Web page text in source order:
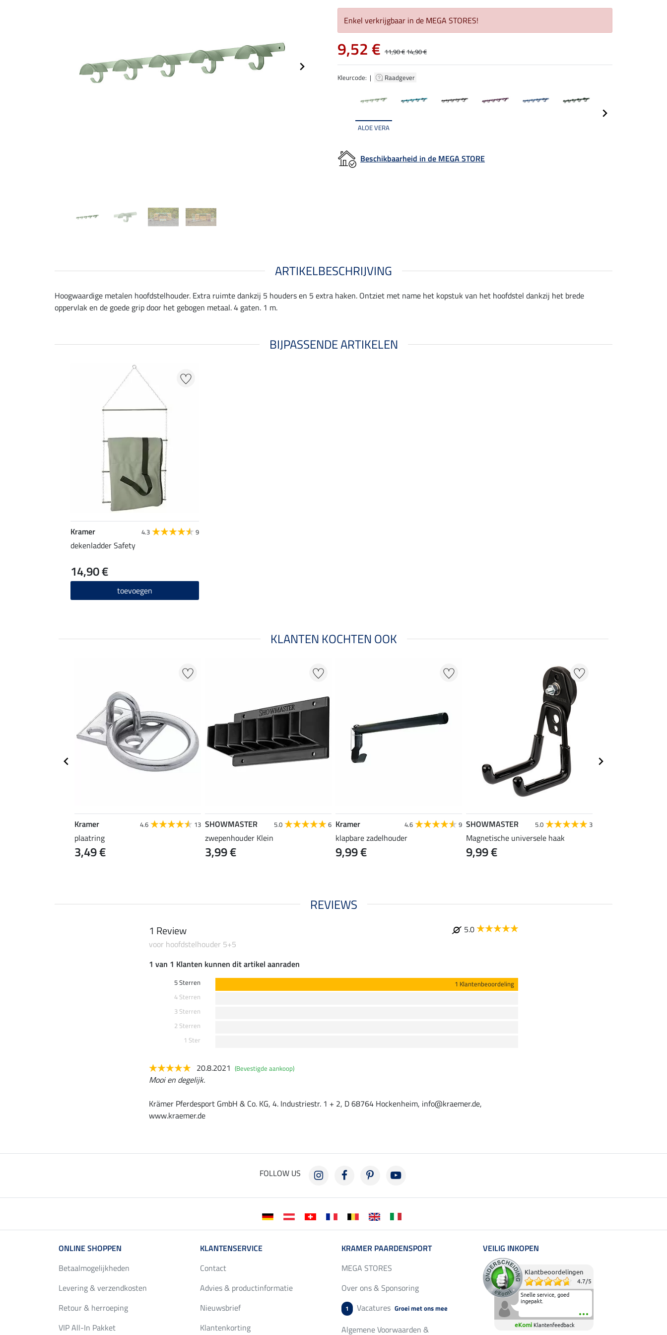
Kleurcode: | Raadgever
ALOE VERA
Enkel verkrijgbaar in de MEGA STORES!
9,52 € 11,90 €14,90 €
Beschikbaarheid in de MEGA STORE
ARTIKELBESCHRIJVING
Hoogwaardige metalen hoofdstelhouder. Extra ruimte dankzij 5 houders en 5 extra haken. Ontziet met name het kopstuk van het hoofdstel dankzij het brede
oppervlak en de goede grip door het gebogen metaal. 4 gaten. 1 m.
BIJPASSENDE ARTIKELEN
Kramer 4.3 9
dekenladder Safety
14,90 €
toevoegen
KLANTEN KOCHTEN OOK
Kramer 4.6 13
plaatring
3,49 €
SHOWMASTER 5.0 6
zwepenhouder Klein
3,99 €
Kramer 4.6 9
klapbare zadelhouder
9,99 €
SHOWMASTER 5.0 3
Magnetische universele haak
9,99 €
REVIEWS
1 Review
5.0
voor hoofdstelhouder 5+5
1 van 1 Klanten kunnen dit artikel aanraden
5 Sterren
1 Klantenbeoordeling
4 Sterren
3 Sterren
2 Sterren
1 Ster
20.8.2021 (Bevestigde aankoop)
Mooi en degelijk.
Krämer Pferdesport GmbH & Co. KG, 4. Industriestr. 1 + 2, D 68764 Hockenheim, info@kraemer.de,
www.kraemer.de
FOLLOW US
ONLINE SHOPPEN
Betaalmogelijkheden
Levering & verzendkosten
Retour & herroeping
VIP All-In Pakket
KLANTENSERVICE
Contact
Advies & productinformatie
Nieuwsbrief
Klantenkorting
KRAMER PAARDENSPORT
MEGA STORES
Over ons & Sponsoring
1 Vacatures Groei met ons mee
Algemene Voorwaarden &
VEILIG INKOPEN
Klantbeoordelingen
4.7/5
Snelle service, goed
ingepakt.
eKomi Klantenfeedback